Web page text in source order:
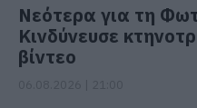
Νεότερα για τη
Κινδύνευσε
βίντεο